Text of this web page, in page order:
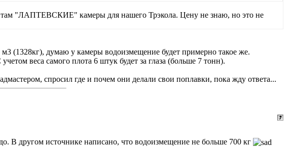
"ЛАПТЕВСКИЕ" камеры для нашего Трэкола. Цену не знаю, но это не
(1328кг), думаю у камеры водоизмещение будет примерно такое же.
веса самого плота 6 штук будет за глаза (больше 7 тонн).
спросил где и почем они делали свои поплавки, пока жду ответа...
В другом источнике написано, что водоизмещение не больше 700 кг